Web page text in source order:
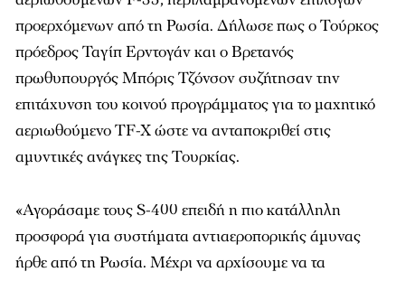
προερχόμενων από τη Ρωσία. Δήλωσε πως ο Τούρκος
πρόεδρος Ταγίπ Ερντογάν και ο Βρετανός
πρωθυπουργός Μπόρις Τζόνσον συζήτησαν την
επιτάχυνση του κοινού προγράμματος για το μαχητικό
αεριωθούμενο TF-X ώστε να ανταποκριθεί στις
αμυντικές ανάγκες της Τουρκίας.
«Αγοράσαμε τους S-400 επειδή η πιο κατάλληλη
προσφορά για συστήματα αντιαεροπορικής άμυνας
ήρθε από τη Ρωσία. Μέχρι να αρχίσουμε να τα